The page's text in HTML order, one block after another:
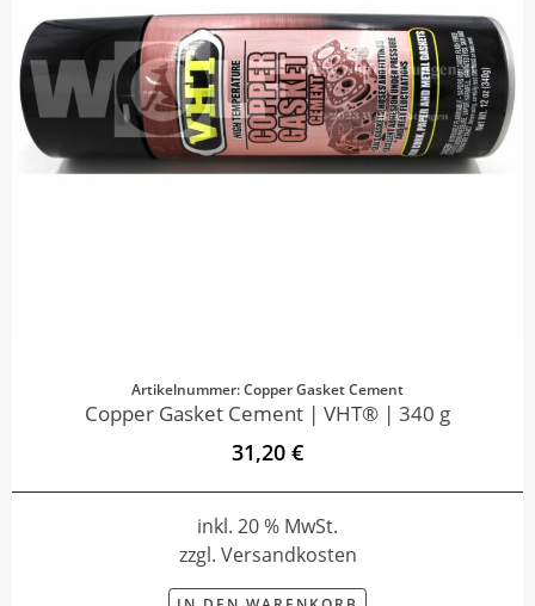
Artikelnummer: Copper Gasket Cement
Copper Gasket Cement | VHT® | 340 g
31,20 €
inkl. 20 % MwSt.
zzgl. Versandkosten